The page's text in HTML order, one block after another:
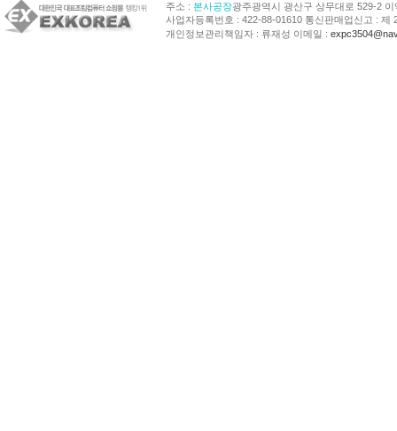
주소 : 본사공장광주광역시 광산구 상무대로 529-2 이
사업자등록번호 : 422-88-01610 통신판매업신고 : 제
개인정보관리책임자 : 류재성 이메일 :